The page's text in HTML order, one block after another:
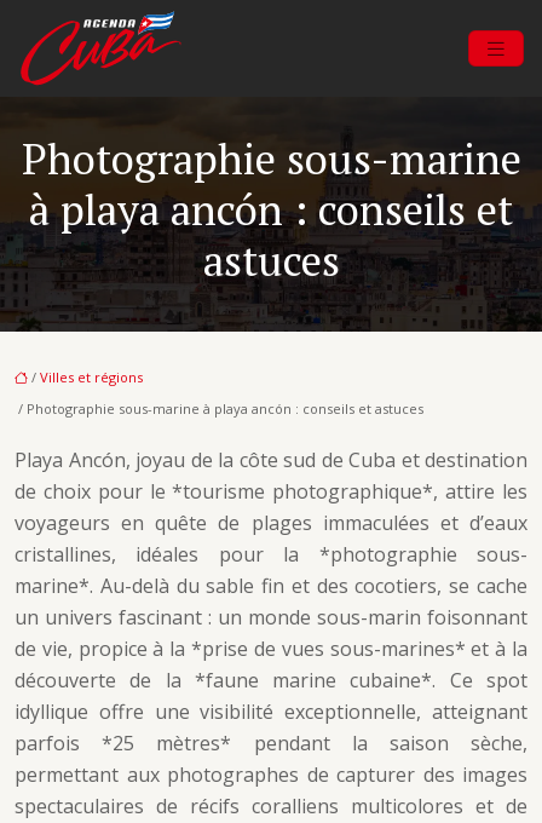
Photographie sous-marine
à playa ancón : conseils et
astuces
/ Villes et régions
/ Photographie sous-marine à playa ancón : conseils et astuces
Playa Ancón, joyau de la côte sud de Cuba et destination
de choix pour le *tourisme photographique*, attire les
voyageurs en quête de plages immaculées et d’eaux
cristallines, idéales pour la *photographie sous-
marine*. Au-delà du sable fin et des cocotiers, se cache
un univers fascinant : un monde sous-marin foisonnant
de vie, propice à la *prise de vues sous-marines* et à la
découverte de la *faune marine cubaine*. Ce spot
idyllique offre une visibilité exceptionnelle, atteignant
parfois *25 mètres* pendant la saison sèche,
permettant aux photographes de capturer des images
spectaculaires de récifs coralliens multicolores et de